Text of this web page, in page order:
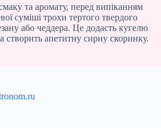
та аромату, перед випіканням
суміші трохи тертого твердого
або чеддера. Це додасть кугелю
створить апетитну сирну скоринку.